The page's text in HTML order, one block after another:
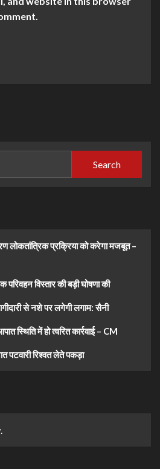
Search
लोकतांत्रिक प्रक्रिया को करेगा मजबूत –
परिवहन विस्तार की बड़ी घोषणा की
से नशे पर लगेगी लगाम: सैनी
स्थिति में हो त्वरित कार्रवाई – CM
पटवारी रिश्वत लेते पकड़ा